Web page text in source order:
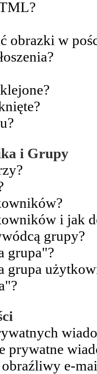
obrazki w
i Grupy
i jak
grupy?
grupa"?
grupa
prywatne
obraźliwy e-